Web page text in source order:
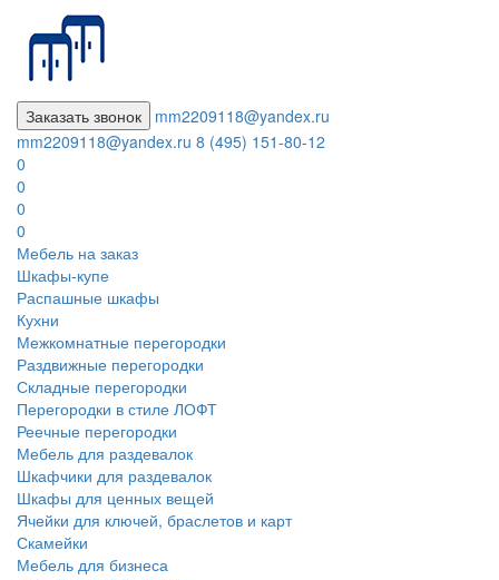
Заказать звонок
mm2209118@yandex.ru
mm2209118@yandex.ru 8 (495) 151-80-12
0
0
0
0
Мебель на заказ
Шкафы-купе
Распашные шкафы
Кухни
Межкомнатные перегородки
Раздвижные перегородки
Складные перегородки
Перегородки в стиле ЛОФТ
Реечные перегородки
Мебель для раздевалок
Шкафчики для раздевалок
Шкафы для ценных вещей
Ячейки для ключей, браслетов и карт
Скамейки
Мебель для бизнеса